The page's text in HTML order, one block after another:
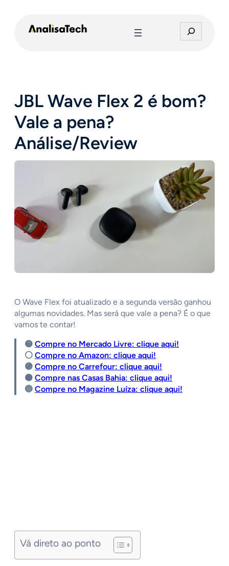
e
a
JBL Wave Flex 2 é bom?
Vale a pena?
Análise/Review
O Wave Flex foi atualizado e a segunda versão ganhou
algumas novidades. Mas será que vale a pena? É o que
vamos te contar!
🟡 Compre no Mercado Livre: clique aqui!
⚪️ Compre no Amazon: clique aqui!
🟣 Compre no Carrefour: clique aqui!
🟠 Compre nas Casas Bahia: clique aqui!
🔵 Compre no Magazine Luíza: clique aqui!
Vá direto ao ponto